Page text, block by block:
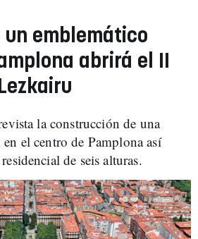
un emblemático
abrirá el II
la construcción de una
el centro de Pamplona así
de seis alturas.